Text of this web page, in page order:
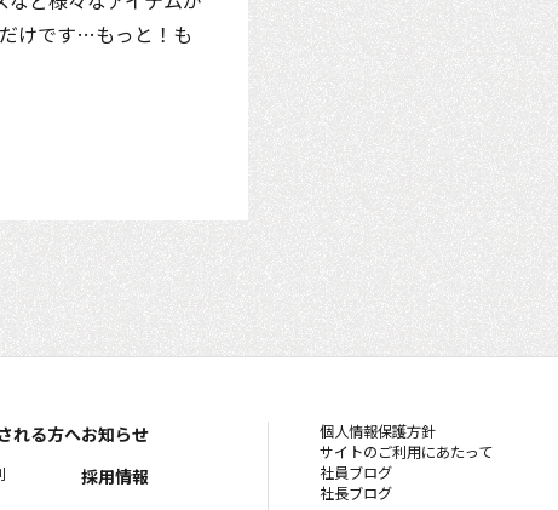
けです…もっと！も
れる方へお知らせ
採用情報
個人情報保護方針
サイトのご利用にあたって
社員ブログ
社長ブログ